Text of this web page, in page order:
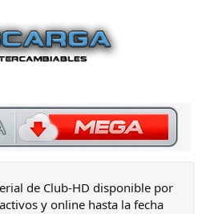
de Club-HD disponible por
y online hasta la fecha